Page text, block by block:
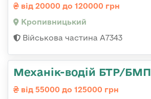
від 20000 до 120000 грн
Кропивницький
Військова частина А7343
Механік-водій БТР/БМП
від 55000 до 125000 грн